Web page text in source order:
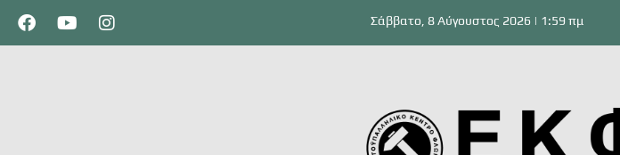
Σάββατο, 8 Αύγουστος 2026 | 1:59 πμ